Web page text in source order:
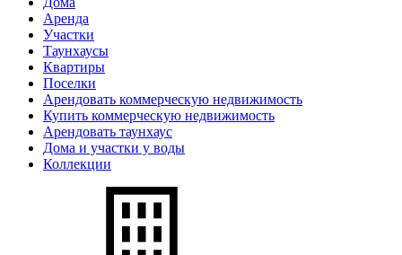
Аренда
Участки
Таунхаусы
Квартиры
Поселки
Арендовать коммерческую недвижимость
Купить коммерческую недвижимость
Арендовать таунхаус
Дома и участки у воды
Коллекции